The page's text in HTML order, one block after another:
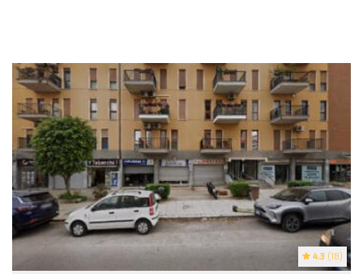
4.3 (18)